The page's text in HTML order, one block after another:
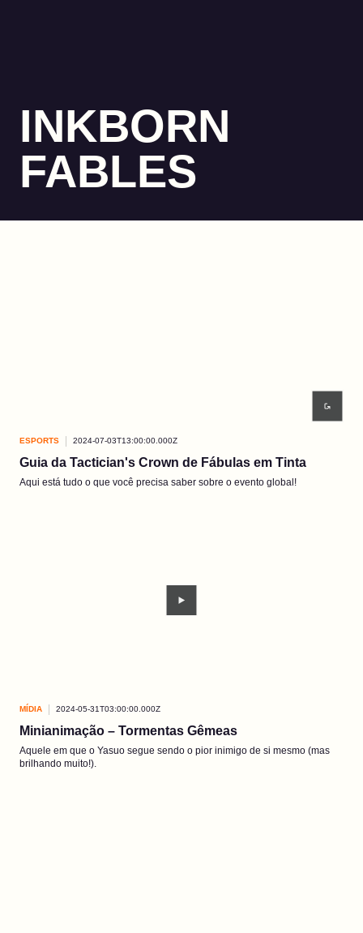
INKBORN
FABLES
ESPORTS 2024-07-03T13:00:00.000Z
Guia da Tactician's Crown de Fábulas em Tinta
Aqui está tudo o que você precisa saber sobre o evento global!
MÍDIA 2024-05-31T03:00:00.000Z
Minianimação – Tormentas Gêmeas
Aquele em que o Yasuo segue sendo o pior inimigo de si mesmo (mas
brilhando muito!).